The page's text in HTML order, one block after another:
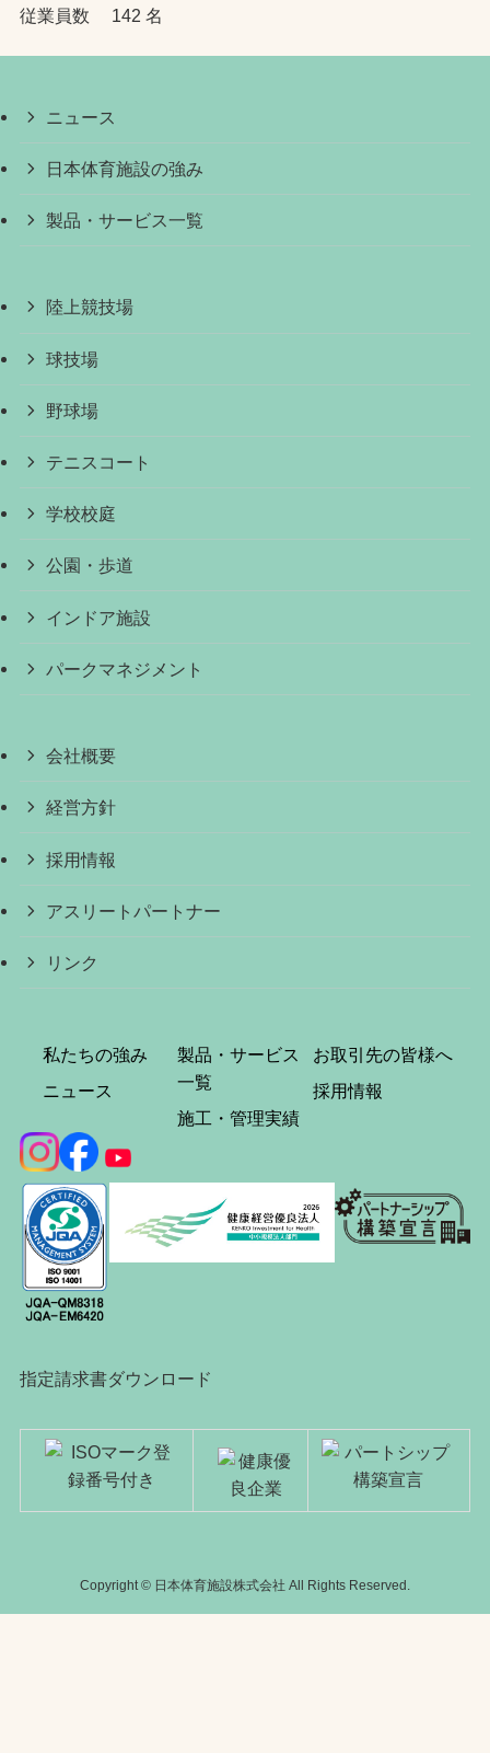
従業員数 142 名
ニュース
日本体育施設の強み
製品・サービス一覧
陸上競技場
球技場
野球場
テニスコート
学校校庭
公園・歩道
インドア施設
パークマネジメント
会社概要
経営方針
採用情報
アスリートパートナー
リンク
私たちの強み
ニュース
製品・サービス
一覧
施工・管理実績
お取引先の皆様へ
採用情報
指定請求書ダウンロード
Copyright © 日本体育施設株式会社 All Rights Reserved.